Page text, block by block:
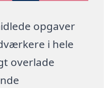
opgaver
i hele
overlade